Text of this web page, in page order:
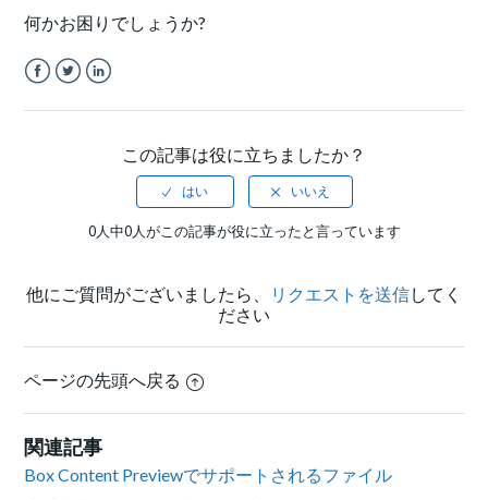
何かお困りでしょうか?
この記事は役に立ちましたか？
0人中0人がこの記事が役に立ったと言っています
他にご質問がございましたら、 リクエストを送信してく
ださい
ページの先頭へ戻る
関連記事
Box Content Previewでサポートされるファイル